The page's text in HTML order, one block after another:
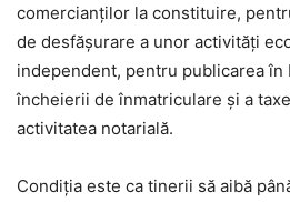
comercianţilor la constituire,
de desfăşurare a unor activităţi
independent, pentru publicarea în
încheierii de înmatriculare şi a
activitatea notarială.
Condiţia este ca tinerii să aibă